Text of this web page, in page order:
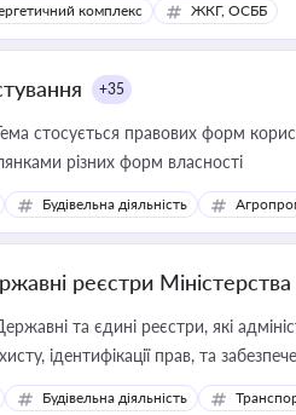
комплекс ЖКГ, ОСББ
+35
стосується правових форм
різних форм власності
Будівельна діяльність
реєстри Міністерства
та єдині реєстри, які
ідентифікації прав, та
Будівельна діяльність